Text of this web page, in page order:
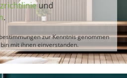
und
.
zur Kenntnis genommen
mit ihnen einverstanden.